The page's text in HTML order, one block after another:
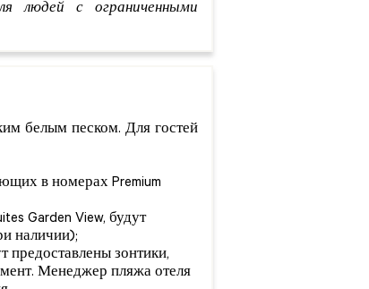
людей с ограниченными
белым песком. Для гостей
в номерах Premium
Garden View, будут
наличии);
зонтики,
Менеджер пляжа отеля